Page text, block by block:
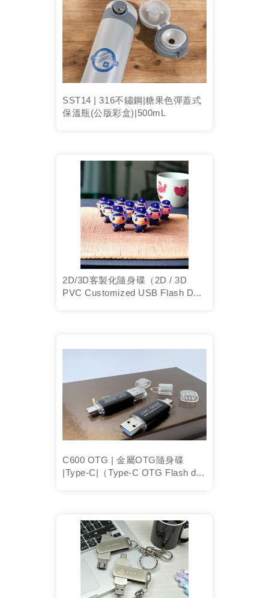
SST14 | 316不鏽鋼|糖果色彈蓋式
保溫瓶(公版彩盒)|500mL
2D/3D客製化隨身碟（2D / 3D
PVC Customized USB Flash D...
C600 OTG | 金屬OTG隨身碟
|Type-C|（Type-C OTG Flash d...